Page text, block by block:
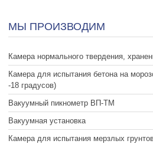
МЫ ПРОИЗВОДИМ
Камера нормального твердения,
Камера для испытания бетона на
-18 градусов)
Вакуумный пикнометр ВП-ТМ
Вакуумная установка
Камера для испытания мерзлых